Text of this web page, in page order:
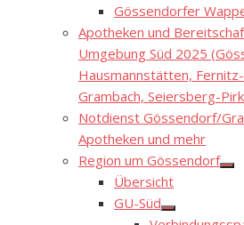
Gössendorfer
Apotheken und
Umgebung Süd 2025
Hausmannstätten,
Grambach, Seiersberg-
Notdienst Gössendorf/
Apotheken und mehr
Region um Gössendorf
Übersicht
GU-Süd
Show